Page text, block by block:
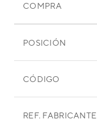
COMPRA
POSICIÓN
CÓDIGO
REF. FABRICANTE